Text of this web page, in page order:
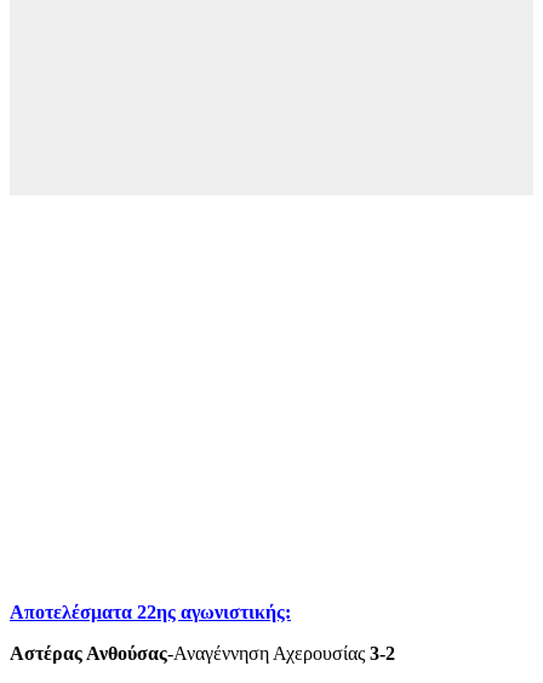
Αποτελέσματα 22ης αγωνιστικής:
Αστέρας Ανθούσας-Αναγέννηση Αχερουσίας 3-2